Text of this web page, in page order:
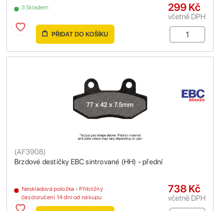
3 Skladem 299 Kč
včetně DPH
PŘIDAT DO KOŠÍKU
Brzdové destičky EBC sintrované (HH) - přední
(AF3908)
Neskladová položka - Přibližný
čas doručení 14 dní od nákupu
738 Kč
včetně DPH